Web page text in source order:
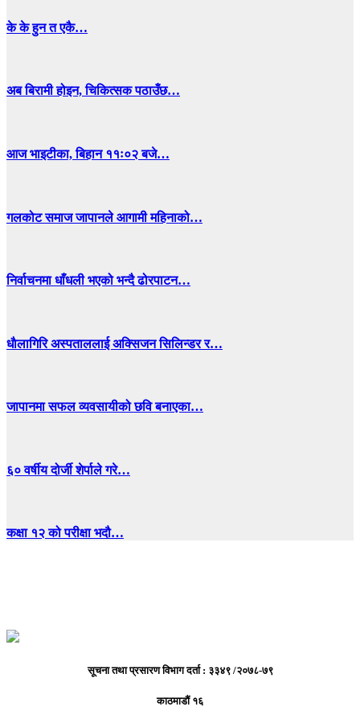
के के हुन त एकै…
अब बिरामी होइन, चिकित्सक पठाउँछ…
आज भाइटीका, बिहान ११ः०२ बजे…
गलकोट समाज जापानले आगामी महिनाको…
निर्वाचनमा धाँधली भएको भन्दै ढोरपाटन…
धाैलागिरि अस्पताललाई अक्सिजन सिलिन्डर र…
जापानमा सफल व्यवसायीको छवि बनाएका…
६० वर्षीय दोर्जी शेर्पाले गरे…
कक्षा १२ को परीक्षा भदौ…
सूचना तथा प्रसारण विभाग दर्ता : ३३४९ /२०७८-७९
काठमाडौं १६